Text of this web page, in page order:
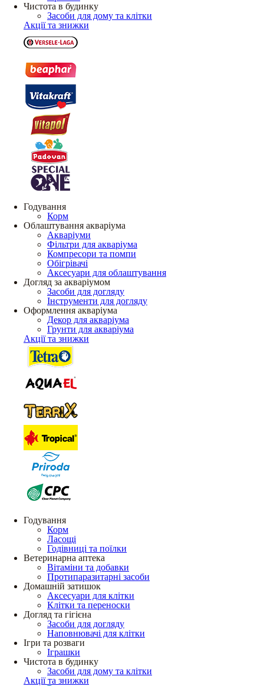
Чистота в будинку
Засоби для дому та клітки
Акції та знижки
Годування
Корм
Облаштування акваріума
Акваріуми
Фільтри для акваріума
Компресори та помпи
Обігрівачі
Аксесуари для облаштування
Догляд за акваріумом
Засоби для догляду
Інструменти для догляду
Оформлення акваріума
Декор для акваріума
Грунти для акваріума
Акції та знижки
Годування
Корм
Ласощі
Годівниці та поїлки
Ветеринарна аптека
Вітаміни та добавки
Протипаразитарні засоби
Домашній затишок
Аксесуари для клітки
Клітки та переноски
Догляд та гігієна
Засоби для догляду
Наповнювачі для клітки
Ігри та розваги
Іграшки
Чистота в будинку
Засоби для дому та клітки
Акції та знижки